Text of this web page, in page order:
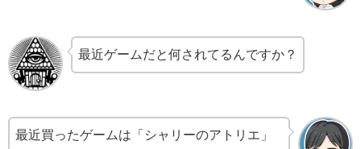
最近ゲームだと何されてるんですか？
最近買ったゲームは「シャリーのアトリエ」